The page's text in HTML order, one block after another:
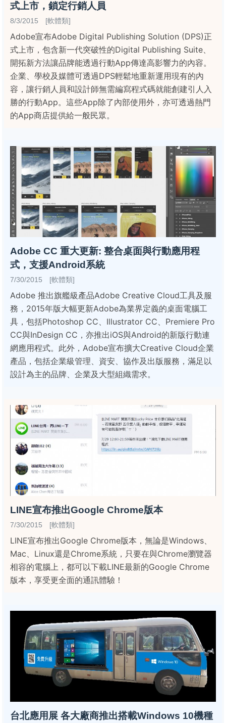
式上市，鎖定行銷人員
8/3/2015 [軟體類]
Adobe宣布Adobe Digital Publishing Solution (DPS)正
式上市，包含新一代突破性的Digital Publishing Suite、
開拓新方法讓品牌能透過行動App傳達高影響力的內容。
企業、學校及媒體可透過DPS輕鬆地重新運用現有的內
容，讓行銷人員和設計師無需編寫程式碼就能創建引人入
勝的行動App。這些App除了內部使用外，亦可透過熱門
的App商店提供給一般民眾。
Adobe CC 重大更新: 整合桌面與行動應用程
式，支援Android系統
7/30/2015 [軟體類]
Adobe 推出旗艦級產品Adobe Creative Cloud工具及服
務，2015年版大幅更新Adobe為業界定義的桌面電腦工
具，包括Photoshop CC、Illustrator CC、Premiere Pro
CC與InDesign CC，亦推出iOS與Android的新版行動連
網應用程式。此外，Adobe宣布擴大Creative Cloud企業
產品，包括企業級管理、資安、協作及出版服務，滿足以
設計為主的品牌、企業及大型組織需求。
LINE宣布推出Google Chrome版本
7/30/2015 [軟體類]
LINE宣布推出Google Chrome版本，無論是Windows、
Mac、Linux還是Chrome系統，只要在與Chrome瀏覽器
相容的電腦上，都可以下載LINE最新的Google Chrome
版本，享受更全面的通訊體驗！
台北應用展 各大廠商推出搭載Windows 10機種